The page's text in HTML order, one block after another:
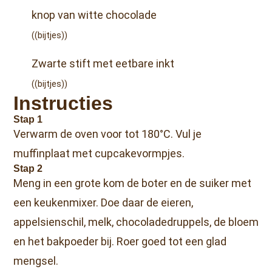
knop van witte chocolade
((bijtjes))
Zwarte stift met eetbare inkt
((bijtjes))
Instructies
Stap 1
Verwarm de oven voor tot 180°C. Vul je
muffinplaat met cupcakevormpjes.
Stap 2
Meng in een grote kom de boter en de suiker met
een keukenmixer. Doe daar de eieren,
appelsienschil, melk, chocoladedruppels, de bloem
en het bakpoeder bij. Roer goed tot een glad
mengsel.